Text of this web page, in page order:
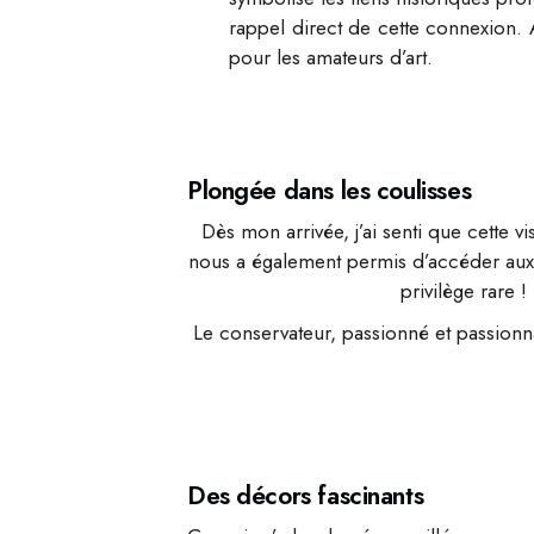
rappel direct de cette connexion.
pour les amateurs d’art.
Plongée dans les coulisses
Dès mon arrivée, j’ai senti que cette
nous a également permis d’accéder
privilège rare !
Le conservateur, passionné et
Des décors fascinants